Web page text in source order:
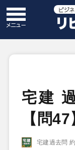
宅建
【問47
宅建過去問